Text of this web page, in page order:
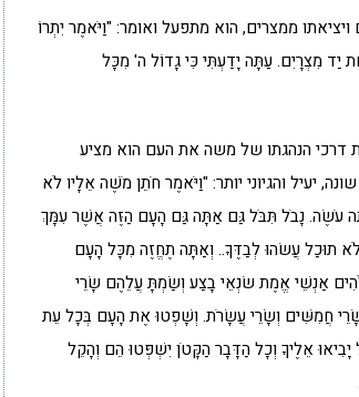
ממצרים, הוא מתפעל ואומר: "וַיֹּאמֶר יִתְרוֹ
מִצְרָיִם. עַתָּה יָדַעְתִּי כִּי גָדוֹל ה' מִכָּל
דרכי הנהגתו של משה את העם הוא מציע
יעיל והגיוני יותר: "וַיֹּאמֶר חֹתֵן מֹשֶׁה אֵלָיו לֹא
עֹשֶׂה. נָבֹל תִּבֹּל גַּם אַתָּה גַּם הָעָם הַזֶּה אֲשֶׁר עִמָּךְ
תוּכַל עֲשׂהוּ לְבַדֶּךָ.. וְאַתָּה תֶחֱזֶה מִכָּל הָעָם
אַנְשֵׁי אֱמֶת שׂנְאֵי בָצַע וְשַׂמְתָּ עֲלֵהֶם שָׂרֵי
חֲמִשִּׁים וְשָׂרֵי עֲשָׂרֹת. וְשָׁפְטוּ אֶת הָעָם בְּכָל עֵת
יָבִיאוּ אֵלֶיךָ וְכָל הַדָּבָר הַקָּטֹן יִשְׁפְּטוּ הֵם וְהָקֵל